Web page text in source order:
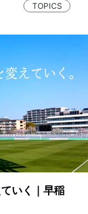
TOPICS
いく｜早稲